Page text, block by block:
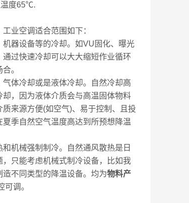
温度65℃.
业空调适合范围如下：
器设备等的冷却。如VU固化、曝光
过快速冷却可以大大缩短作业循环
。
体冷却或是液体冷却。自然冷却高
，因为液体介质会与高温固体物料
来源方便(如空气)、易于控制、且投
季自然空气温度高达到所预想降温
机械强制制冷。自然通风散热是日
只能考虑机械式制冷设备，比如我
不同类型的降温设备。均为物料产
调。